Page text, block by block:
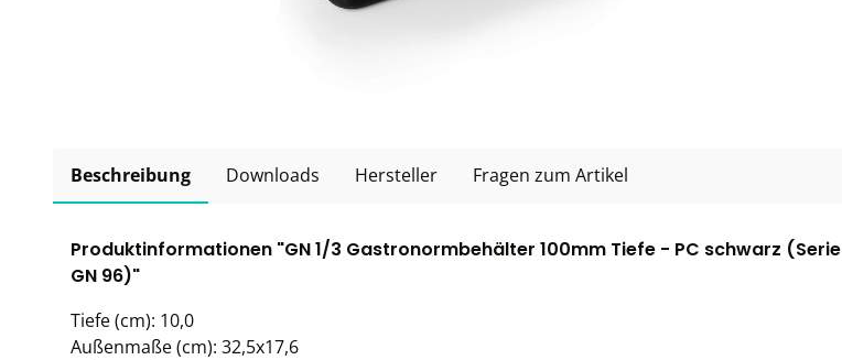
Beschreibung Downloads Hersteller Fragen zum Artikel
Produktinformationen "GN 1/3 Gastronormbehälter 100mm Tiefe - PC schwarz (Serie
GN 96)"
Tiefe (cm): 10,0
Außenmaße (cm): 32,5x17,6